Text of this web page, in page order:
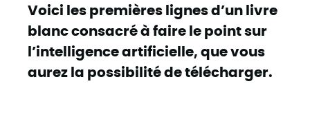
Voici les premières lignes d’un livre
blanc consacré à faire le point sur
l’intelligence artificielle, que vous
aurez la possibilité de télécharger.